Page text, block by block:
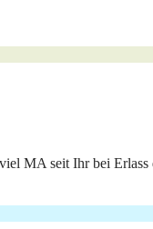
MA seit Ihr bei Erlass